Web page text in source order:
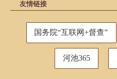
友情链接
国务院“互联网+督查”
河池365